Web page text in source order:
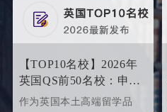
【TOP10名校】2026年
英国QS前50名校：申请
条件终极大盘点！
作为英国本土高端留学品